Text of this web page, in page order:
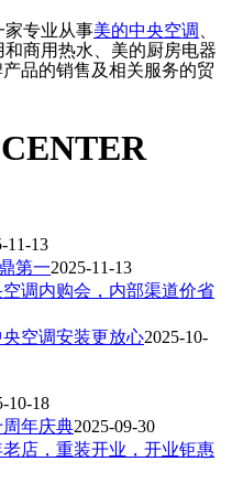
家专业从事美的中央空调
和商用热水、美的厨房电器
品的销售及相关服务的贸
11-13
第一2025-11-13
调内购会，内部渠道价省
空调安装更放心2025-10-
10-18
年庆典2025-09-30
店，重装开业，开业钜惠